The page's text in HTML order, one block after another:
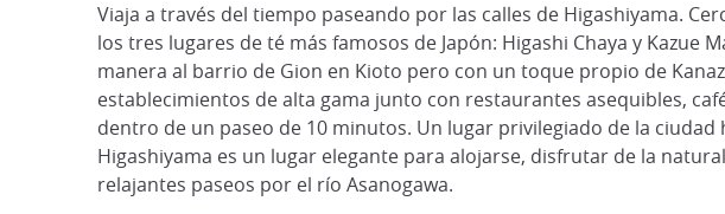
Viaja a través del tiempo paseando por las calles de Higashiyama.
los tres lugares de té más famosos de Japón: Higashi Chaya y Kazue
manera al barrio de Gion en Kioto pero con un toque propio de
establecimientos de alta gama junto con restaurantes asequibles,
dentro de un paseo de 10 minutos. Un lugar privilegiado de la ciudad
Higashiyama es un lugar elegante para alojarse, disfrutar de la
relajantes paseos por el río Asanogawa.